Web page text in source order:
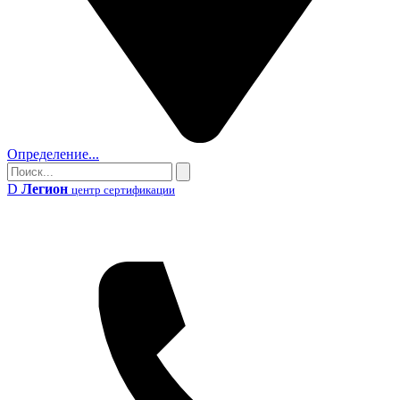
Определение...
Поиск
Поиск
D Легион центр сертификации